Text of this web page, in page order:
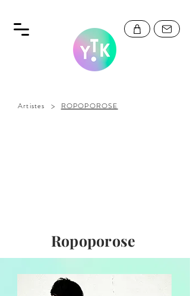
Artistes > ROPOPOROSE
Ropoporose